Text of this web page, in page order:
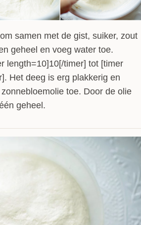
samen met de gist, suiker, zout
geheel en voeg water toe.
length=10]10[/timer] tot [timer
Het deeg is erg plakkerig en
toe. Door de olie
geheel.